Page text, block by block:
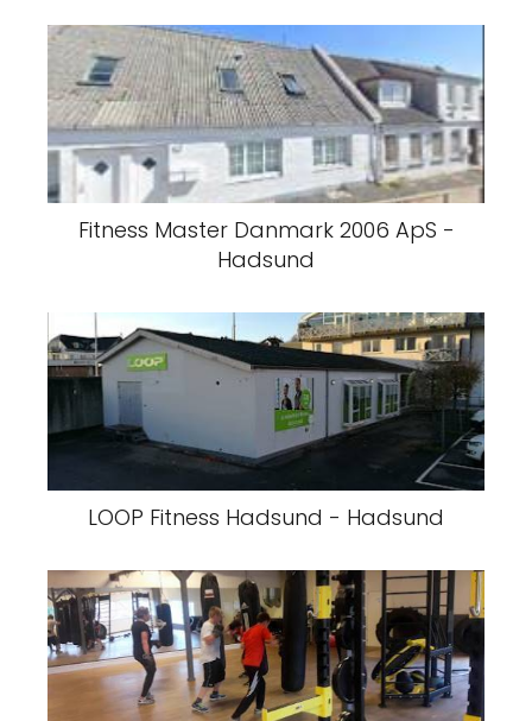
Fitness Master Danmark 2006 ApS -
Hadsund
LOOP Fitness Hadsund - Hadsund